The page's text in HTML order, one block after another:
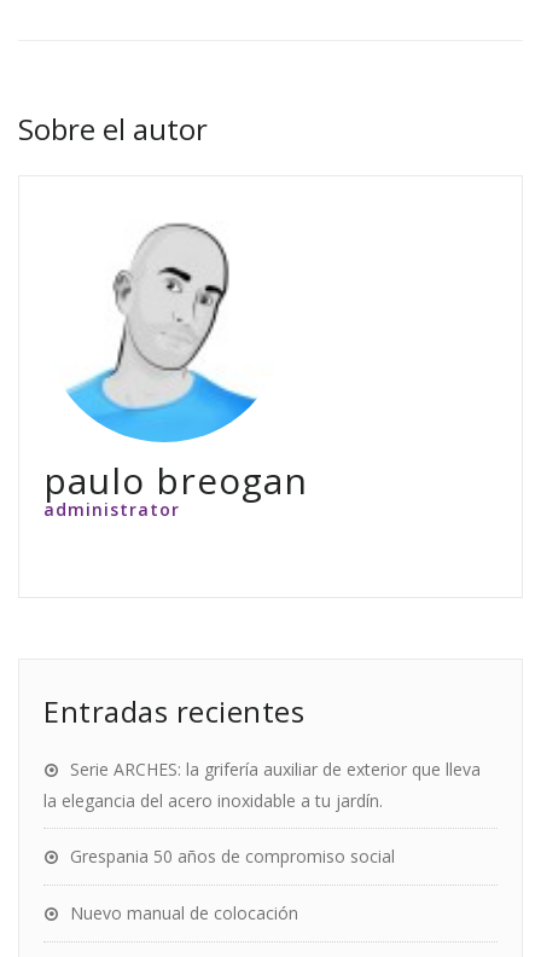
Sobre el autor
paulo breogan
administrator
Entradas recientes
Serie ARCHES: la grifería auxiliar de exterior que lleva
la elegancia del acero inoxidable a tu jardín.
Grespania 50 años de compromiso social
Nuevo manual de colocación